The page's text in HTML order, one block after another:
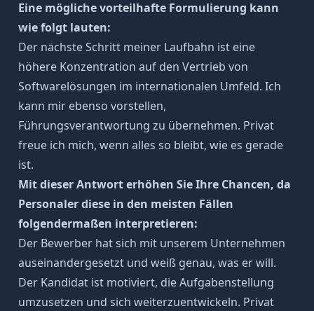
Eine mögliche vorteilhafte Formulierung kann
wie folgt lauten:
Der nächste Schritt meiner Laufbahn ist eine
höhere Konzentration auf den Vertrieb von
Softwarelösungen im internationalen Umfeld. Ich
kann mir ebenso vorstellen,
Führungsverantwortung zu übernehmen. Privat
freue ich mich, wenn alles so bleibt, wie es gerade
ist.
Mit dieser Antwort erhöhen Sie Ihre Chancen, da
Personaler diese in den meisten Fällen
folgendermaßen interpretieren:
Der Bewerber hat sich mit unserem Unternehmen
auseinandergesetzt und weiß genau, was er will.
Der Kandidat ist motiviert, die Aufgabenstellung
umzusetzen und sich weiterzuentwickeln. Privat